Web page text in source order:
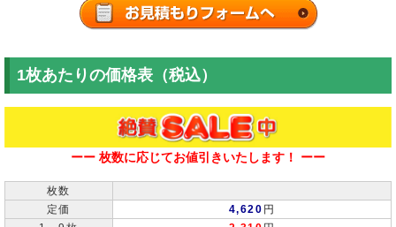
1枚あたりの価格表（税込）
ーー 枚数に応じてお値引きいたします！ ーー
枚数
定価
4,620 円